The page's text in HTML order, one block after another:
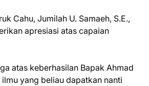
Cahu, Jumilah U. Samaeh, S.E.,
apresiasi atas capaian
atas keberhasilan Bapak Ahmad
yang beliau dapatkan nanti